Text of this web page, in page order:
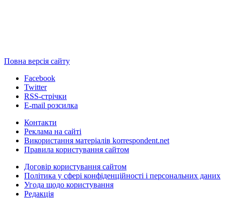
Повна версія сайту
Facebook
Twitter
RSS-стрічки
E-mail розсилка
Контакти
Реклама на сайті
Використання матеріалів korrespondent.net
Правила користування сайтом
Договір користування сайтом
Політика у сфері конфіденційності і персональних даних
Угода щодо користування
Редакція